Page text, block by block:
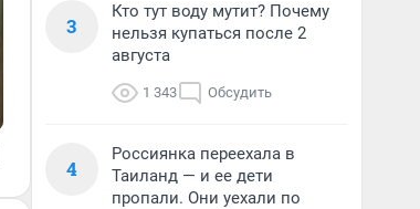
3
Кто тут воду мутит? Почему
нельзя купаться после 2
августа
1 343 Обсудить
4
Россиянка переехала в
Таиланд — и ее дети
пропали. Они уехали по